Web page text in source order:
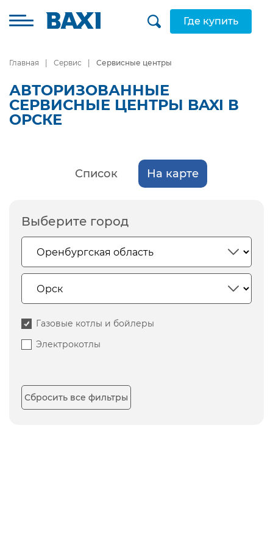
Где купить
Главная Сервис Сервисные центры
АВТОРИЗОВАННЫЕ
СЕРВИСНЫЕ ЦЕНТРЫ BAXI В
ОРСКЕ
Список На карте
Выберите город
Газовые котлы и бойлеры
Электрокотлы
Сбросить все фильтры